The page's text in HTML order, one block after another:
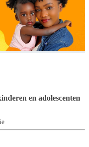
en adolescenten